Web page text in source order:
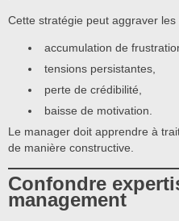
Cette stratégie peut aggraver les
accumulation de
tensions persistantes,
perte de crédibilité,
baisse de motivation.
Le manager doit apprendre à
de manière constructive.
Confondre
management